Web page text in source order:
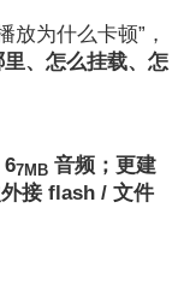
放为什么卡顿”，
、怎么挂载、怎
67MB 音频；更建
接 flash / 文件